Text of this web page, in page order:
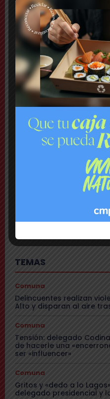
Puente Alto y
vecinos
Comuna
Tensión: delegado
Toledo de hacerle
video y querer ser
Comuna
Gritos y «dedo a lo
encaró a delegado
red social
Cajón del Maipo
Encuentran con
habían quedado
Rechazan
amenazó con
Liceo y a
TEMAS
Comuna
Delincuentes realizan
Alto y disparan al aire
Comuna
Tensión: delegado
de hacerle una
ser «influencer»
Comuna
Gritos y «dedo a lo
delegado presidencial y